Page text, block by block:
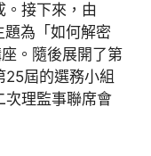
。接下來，由
為「如何解密
。隨後展開了第
25屆的選務小組
次理監事聯席會